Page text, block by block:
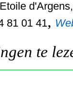
d'Argens
81 01 41,
te